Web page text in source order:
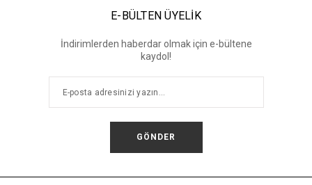
E-BÜLTEN ÜYELİK
İndirimlerden haberdar olmak için e-bültene
kaydol!
GÖNDER